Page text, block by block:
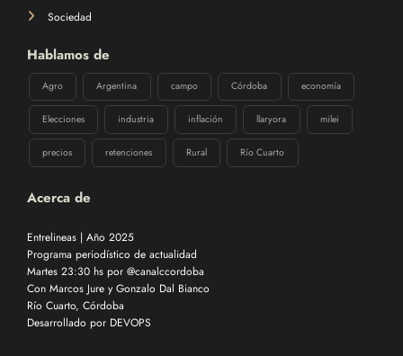
Sociedad
Hablamos de
Agro Argentina campo Córdoba economía
Elecciones industria inflación llaryora milei
precios retenciones Rural Río Cuarto
Acerca de
Entrelineas | Año 2025
Programa periodístico de actualidad
Martes 23:30 hs por @canalccordoba
Con Marcos Jure y Gonzalo Dal Bianco
Río Cuarto, Córdoba
Desarrollado por DEVOPS